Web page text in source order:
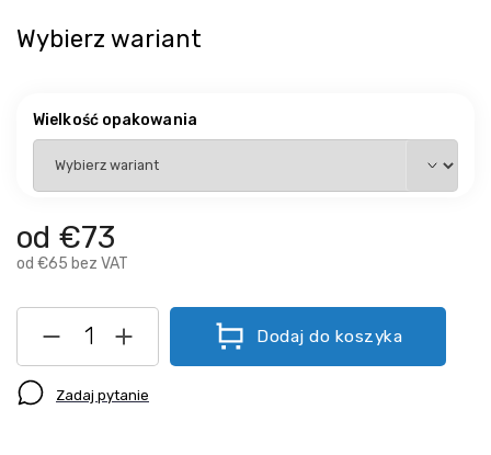
od €73
od €65 bez VAT
Wybierz wariant
Wielkość opakowania
Dodaj do koszyka
Zadaj pytanie